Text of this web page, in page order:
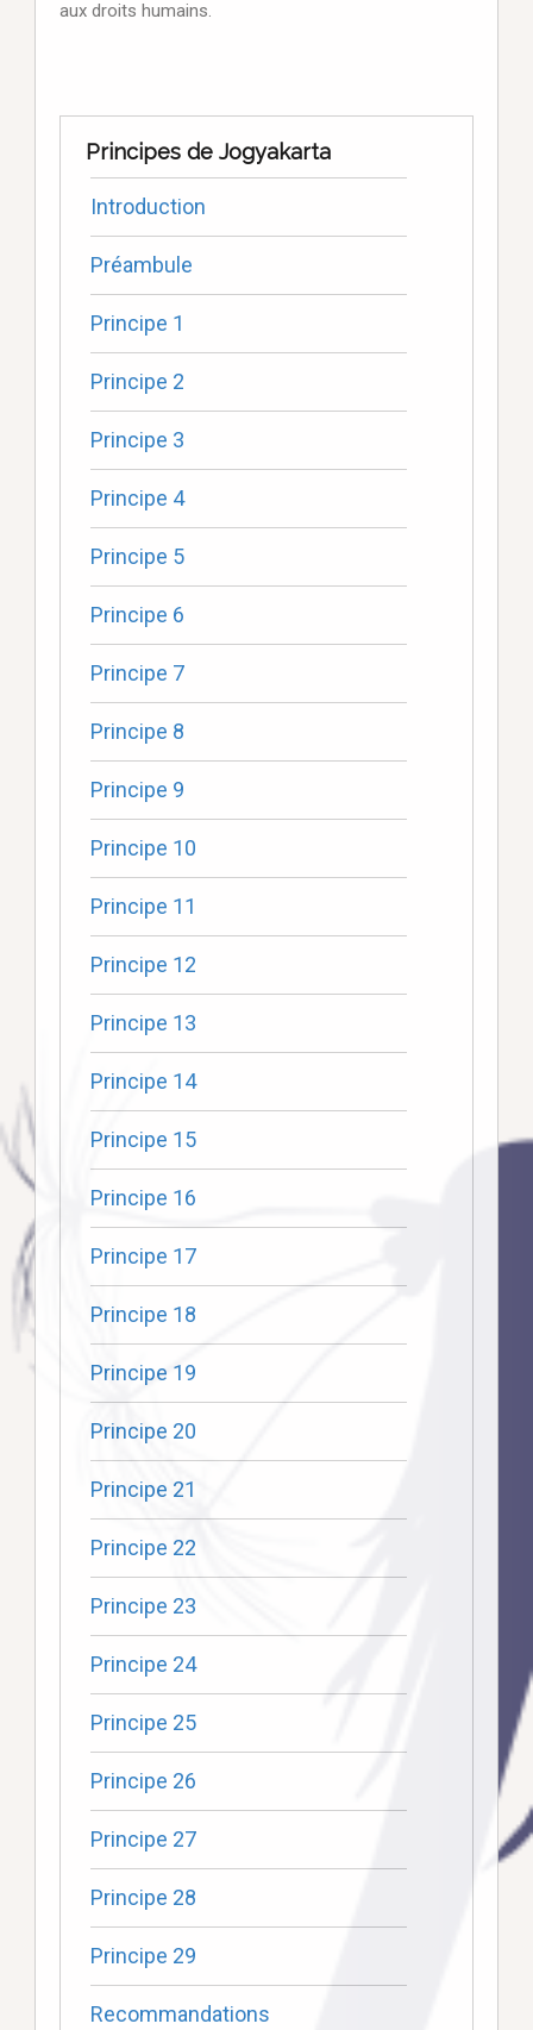
aux droits humains.
Principes de Jogyakarta
Introduction
Préambule
Principe 1
Principe 2
Principe 3
Principe 4
Principe 5
Principe 6
Principe 7
Principe 8
Principe 9
Principe 10
Principe 11
Principe 12
Principe 13
Principe 14
Principe 15
Principe 16
Principe 17
Principe 18
Principe 19
Principe 20
Principe 21
Principe 22
Principe 23
Principe 24
Principe 25
Principe 26
Principe 27
Principe 28
Principe 29
Recommandations